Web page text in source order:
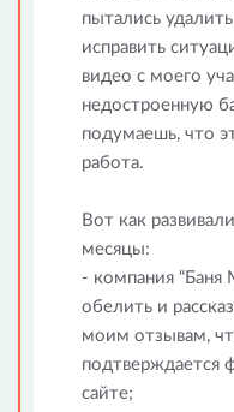
пытались
исправить
видео с моего
недостроенную
подумаешь, что
работа.
Вот как
месяцы:
- компания “Баня
обелить и
моим отзывам,
подтверждается
сайте;